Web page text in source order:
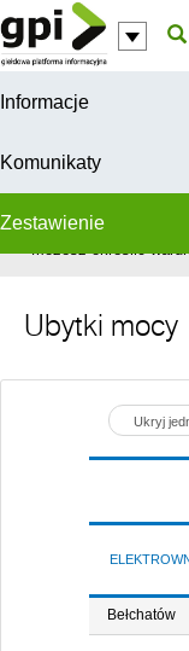
Przejdź do komentarzy
Informacje
Komunikaty
Zestawienie
W celu świadczenia
Możesz określić
Ubytki mocy
Ukryj
Bełchatów